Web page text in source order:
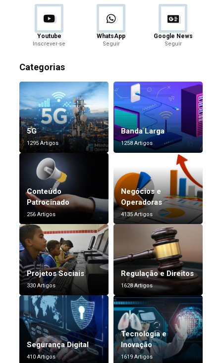
Youtube
Inscrever-se
WhatsApp
Seguir
Google News
Seguir
Categorias
5G
1295 Artigos
Banda Larga
1258 Artigos
Conteúdo
Patrocinado
256 Artigos
Negócios e
Operadoras
4135 Artigos
Projetos Sociais
330 Artigos
Regulação e Direitos
1628 Artigos
Segurança Digital
410 Artigos
Tecnologia e
Inovação
1619 Artigos